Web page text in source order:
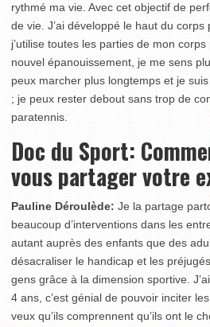
rythmé ma vie. Avec cet objectif de
de vie. J’ai développé le haut du
j’utilise toutes les parties de mon
nouvel épanouissement, je me sens
peux marcher plus longtemps et je
; je peux rester debout sans trop de
paratennis.
Doc du Sport:
vous partager votre
Pauline Déroulède: Je la partage
beaucoup d’interventions dans les
autant auprès des enfants que des
désacraliser le handicap et les
gens grâce à la dimension sportive.
4 ans, c’est génial de pouvoir inciter
veux qu’ils comprennent qu’ils ont le